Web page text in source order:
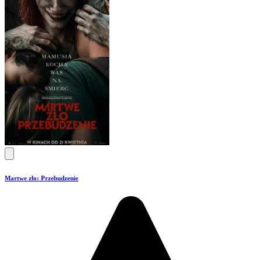
Martwe zło: Przebudzenie